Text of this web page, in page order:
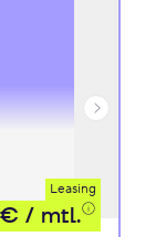
Leasing
€ / mtl.